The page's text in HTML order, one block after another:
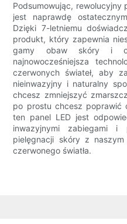
Podsumowując, rewolucyjny
jest naprawdę
Dzięki 7-letniemu
produkt, który zapewnia
gamy obaw skóry i
najnowocześniejsza
czerwonych świateł, aby
nieinwazyjny i naturalny
chcesz zmniejszyć
po prostu chcesz poprawić
ten panel LED jest
inwazyjnymi zabiegami i
pielęgnacji skóry z
czerwonego światła.